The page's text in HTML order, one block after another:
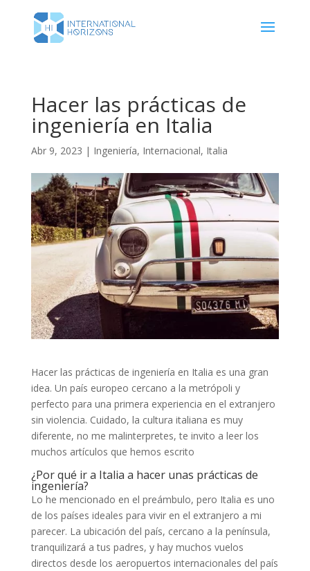
Hacer las prácticas de
ingeniería en Italia
Abr 9, 2023 | Ingeniería, Internacional, Italia
Hacer las prácticas de ingeniería en Italia es una gran
idea. Un país europeo cercano a la metrópoli y
perfecto para una primera experiencia en el extranjero
sin violencia. Cuidado, la cultura italiana es muy
diferente, no me malinterpretes, te invito a leer los
muchos artículos que hemos escrito
¿Por qué ir a Italia a hacer unas prácticas de
ingeniería?
Lo he mencionado en el preámbulo, pero Italia es uno
de los países ideales para vivir en el extranjero a mi
parecer. La ubicación del país, cercano a la península,
tranquilizará a tus padres, y hay muchos vuelos
directos desde los aeropuertos internacionales del país